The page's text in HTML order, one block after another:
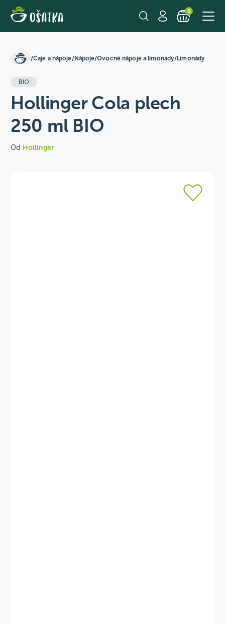
0
/Čaje a nápoje/Nápoje/Ovocné nápoje a limonády/Limonády
BIO
Hollinger Cola plech
250 ml BIO
Od Hollinger